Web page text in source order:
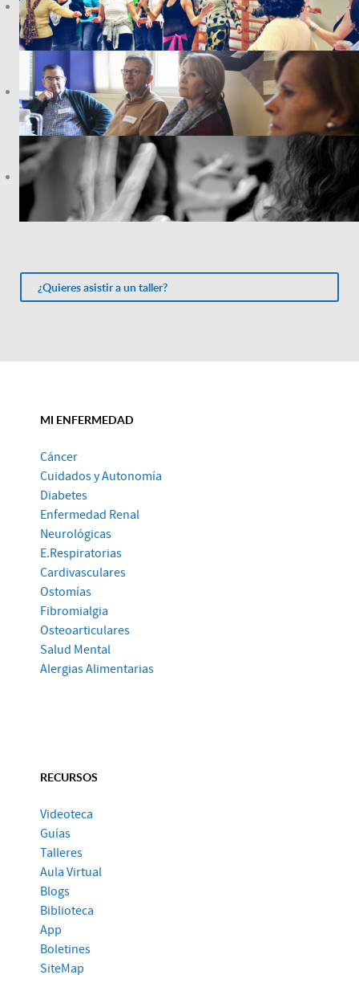
¿Quieres asistir a un taller?
MI ENFERMEDAD
Cáncer
Cuidados y Autonomía
Diabetes
Enfermedad Renal
Neurológicas
E.Respiratorias
Cardivasculares
Ostomías
Fibromialgia
Osteoarticulares
Salud Mental
Alergias Alimentarias
RECURSOS
Videoteca
Guías
Talleres
Aula Virtual
Blogs
Biblioteca
App
Boletines
SiteMap